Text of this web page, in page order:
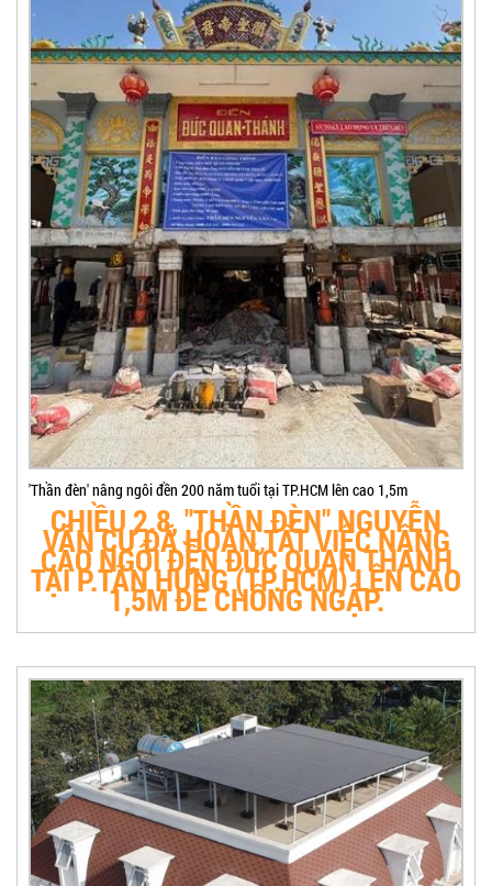
'Thần đèn' nâng ngôi đền 200 năm tuổi tại TP.HCM lên cao 1,5m
CHIỀU 2.8, "THẦN ĐÈN" NGUYỄN
VĂN CƯ ĐÃ HOÀN TẤT VIỆC NÂNG
CAO NGÔI ĐỀN ĐỨC QUAN THÁNH
TẠI P.TÂN HƯNG (TP.HCM) LÊN CAO
1,5M ĐỂ CHỐNG NGẬP.